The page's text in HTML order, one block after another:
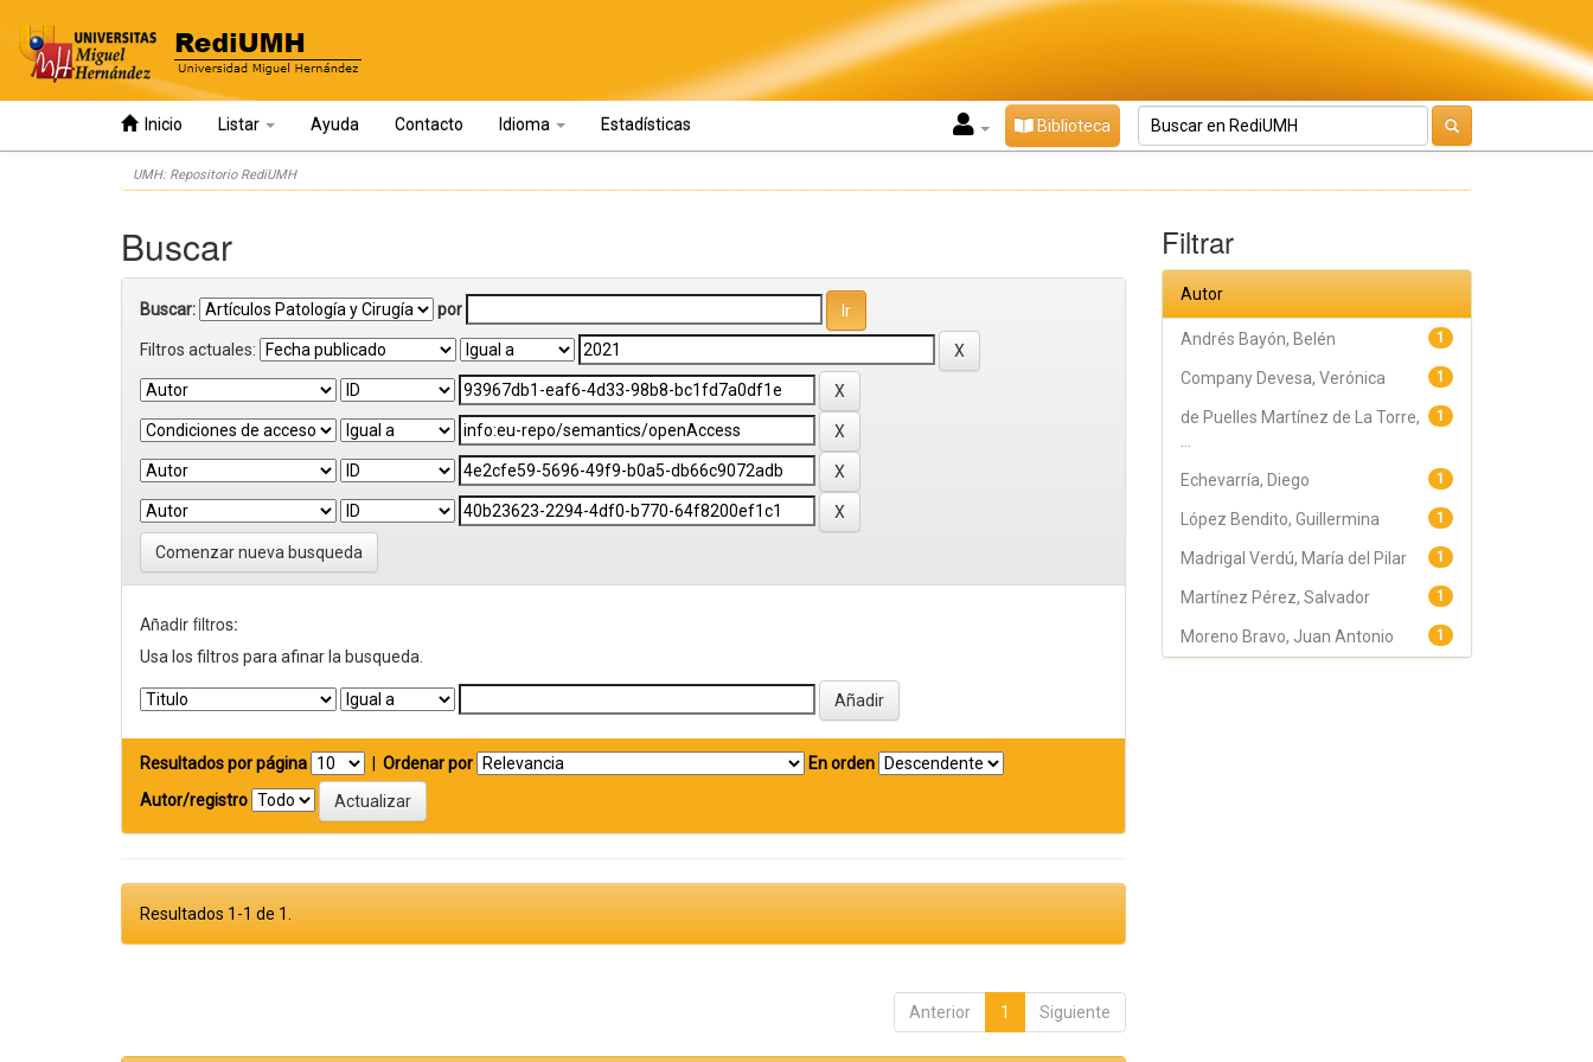
Inicio Listar Ayuda Contacto Idioma Estadísticas Biblioteca
UMH: Repositorio RediUMH
Buscar
Buscar: por
Filtros actuales:
Comenzar nueva busqueda
Añadir filtros:
Usa los filtros para afinar la busqueda.
Resultados por página Ordenar por
En orden
Autor/registro
Resultados 1-1 de 1.
Anterior 1 Siguiente
Filtrar
Autor
1
Andrés Bayón, Belén
1
Company Devesa, Verónica
1
de Puelles Martínez de La Torre,
1
Echevarría, Diego
1
López Bendito, Guillermina
1
Madrigal Verdú, María del Pilar
1
Martínez Pérez, Salvador
1
Moreno Bravo, Juan Antonio